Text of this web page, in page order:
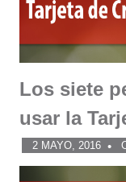
Los siete
usar la
2 MAYO, 2016